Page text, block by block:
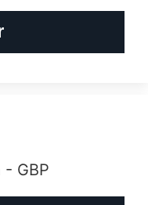
- GBP